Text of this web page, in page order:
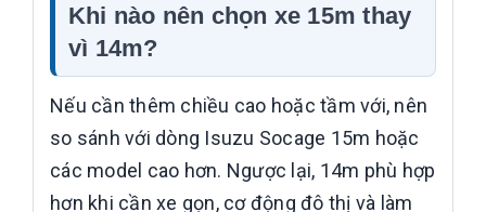
Khi nào nên chọn xe 15m thay
vì 14m?
Nếu cần thêm chiều cao hoặc tầm với, nên
so sánh với dòng Isuzu Socage 15m hoặc
các model cao hơn. Ngược lại, 14m phù hợp
hơn khi cần xe gọn, cơ động đô thị và làm